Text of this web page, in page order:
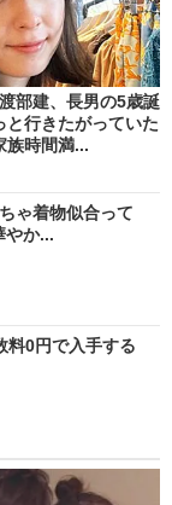
部建、長男の5歳誕
と行きたがっていた
時間満...
ゃ着物似合って
か...
料0円で入手する